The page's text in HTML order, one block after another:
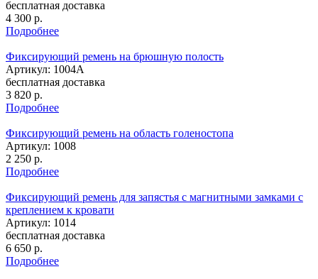
бесплатная доставка
4 300 р.
Подробнее
Фиксирующий ремень на брюшную полость
Артикул: 1004A
бесплатная доставка
3 820 р.
Подробнее
Фиксирующий ремень на область голеностопа
Артикул: 1008
2 250 р.
Подробнее
Фиксирующий ремень для запястья с магнитными замками с
креплением к кровати
Артикул: 1014
бесплатная доставка
6 650 р.
Подробнее